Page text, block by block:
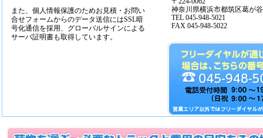
また、個人情報保護のためお見積・お問い
合せフォームからのデータ送信にはSSL暗
号化通信を採用、グローバルサインによる
サーバ証明書も取得しています。
神奈川県横浜市都筑区葛が
TEL 045-948-5021
FAX 045-948-5022